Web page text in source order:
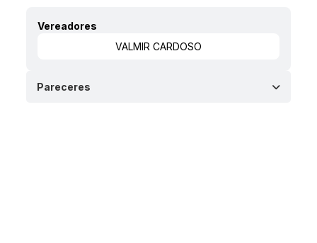
Vereadores
VALMIR CARDOSO
Pareceres